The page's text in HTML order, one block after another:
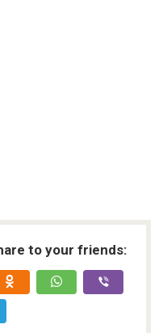
to your friends: